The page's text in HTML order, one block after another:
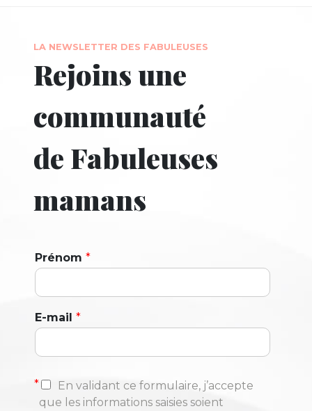
LA NEWSLETTER DES FABULEUSES
Rejoins une
communauté
de Fabuleuses
mamans
Prénom *
E-mail *
*
En validant ce formulaire, j’accepte
que les informations saisies soient